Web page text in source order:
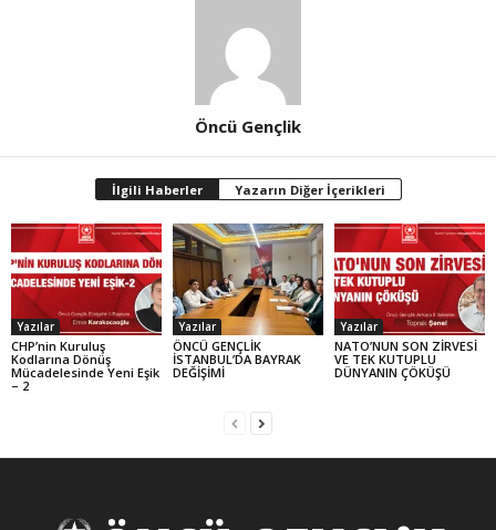
Öncü Gençlik
İlgili Haberler Yazarın Diğer İçerikleri
Yazılar
CHP’nin Kuruluş
Kodlarına Dönüş
Mücadelesinde Yeni Eşik
– 2
Yazılar
ÖNCÜ GENÇLİK
İSTANBUL’DA BAYRAK
DEĞİŞİMİ
Yazılar
NATO’NUN SON ZİRVESİ
VE TEK KUTUPLU
DÜNYANIN ÇÖKÜŞÜ